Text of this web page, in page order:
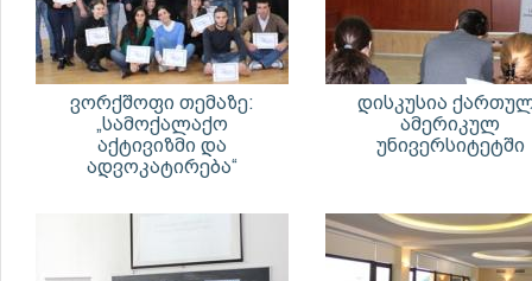
ვორქშოფი თემაზე:
„სამოქალაქო
აქტივიზმი და
ადვოკატირება“
დისკუსია
ამერიკულ
უნივერსიტეტში